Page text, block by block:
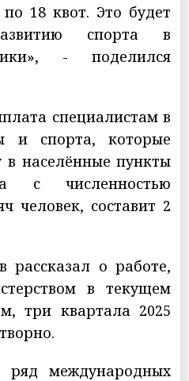
18 квот. Это будет
спорта в
- поделился
специалистам в
и спорта, которые
в населённые пункты
с численностью
человек, составит 2
рассказал о работе,
в текущем
три квартала 2025
ряд международных